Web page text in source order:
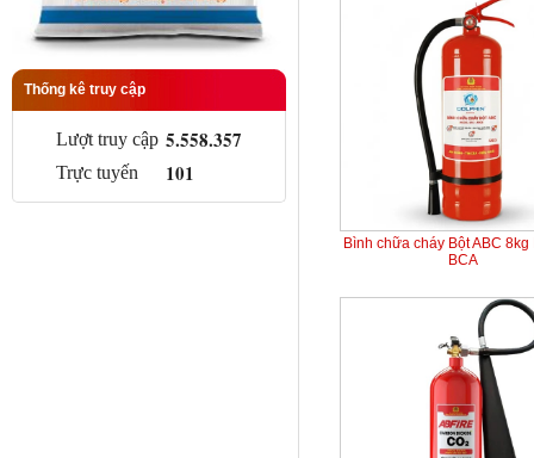
Thống kê truy cập
Lượt truy cập 5.558.357
Trực tuyến 101
Bình chữa cháy Bột ABC
BCA